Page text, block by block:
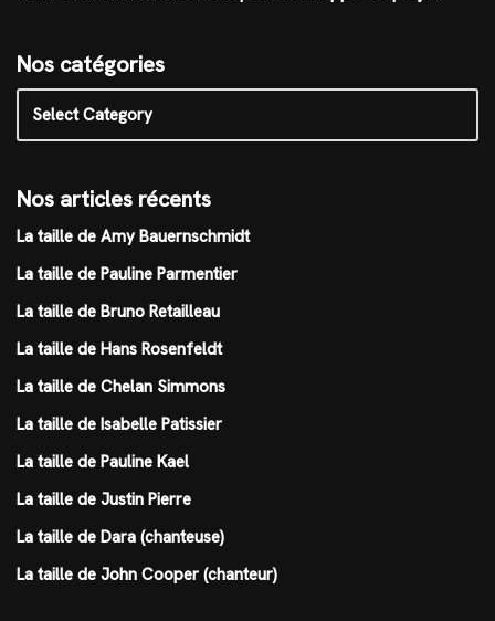
Nos catégories
Nos articles récents
La taille de Amy Bauernschmidt
La taille de Pauline Parmentier
La taille de Bruno Retailleau
La taille de Hans Rosenfeldt
La taille de Chelan Simmons
La taille de Isabelle Patissier
La taille de Pauline Kael
La taille de Justin Pierre
La taille de Dara (chanteuse)
La taille de John Cooper (chanteur)